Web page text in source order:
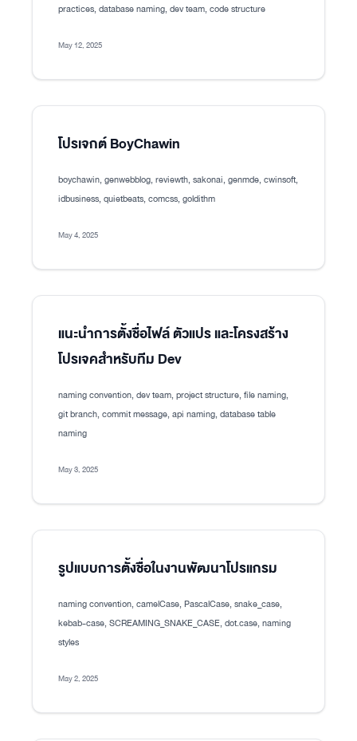
practices, database naming, dev team, code structure
May 12, 2025
โปรเจกต์ BoyChawin
boychawin, genwebblog, reviewth, sakonai, genmde, cwinsoft,
idbusiness, quietbeats, comcss, goldithm
May 4, 2025
แนะนำการตั้งชื่อไฟล์ ตัวแปร และโครงสร้าง
โปรเจคสำหรับทีม Dev
naming convention, dev team, project structure, file naming,
git branch, commit message, api naming, database table
naming
May 3, 2025
รูปแบบการตั้งชื่อในงานพัฒนาโปรแกรม
naming convention, camelCase, PascalCase, snake_case,
kebab-case, SCREAMING_SNAKE_CASE, dot.case, naming
styles
May 2, 2025